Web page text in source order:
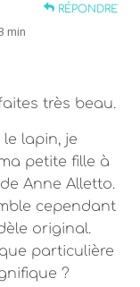
RÉPONDRE
min
très beau.
lapin, je
petite fille à
Anne Alletto.
cependant
original.
particulière
?